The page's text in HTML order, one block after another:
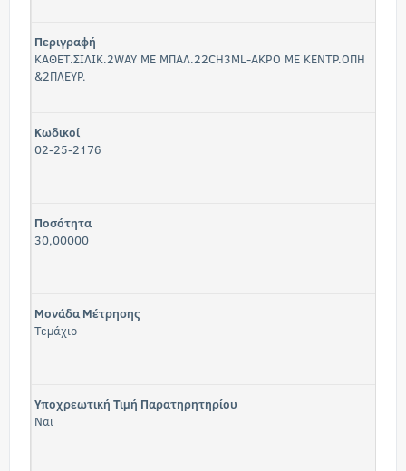
Περιγραφή
ΚΑΘΕΤ.ΣΙΛΙΚ.2WAY ΜΕ ΜΠΑΛ.22CH3ML-ΑΚΡΟ ΜΕ ΚΕΝΤΡ.ΟΠΗ
&2ΠΛΕΥΡ.
Κωδικοί
02-25-2176
Ποσότητα
30,00000
Μονάδα Μέτρησης
Τεμάχιο
Υποχρεωτική Τιμή Παρατηρητηρίου
Ναι